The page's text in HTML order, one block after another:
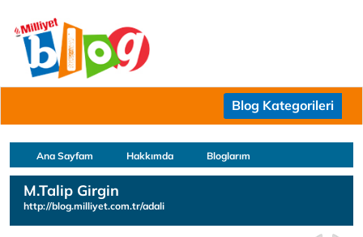
Blog Kategorileri
Ana Sayfam Hakkımda Bloglarım
M.Talip Girgin
http://blog.milliyet.com.tr/adali